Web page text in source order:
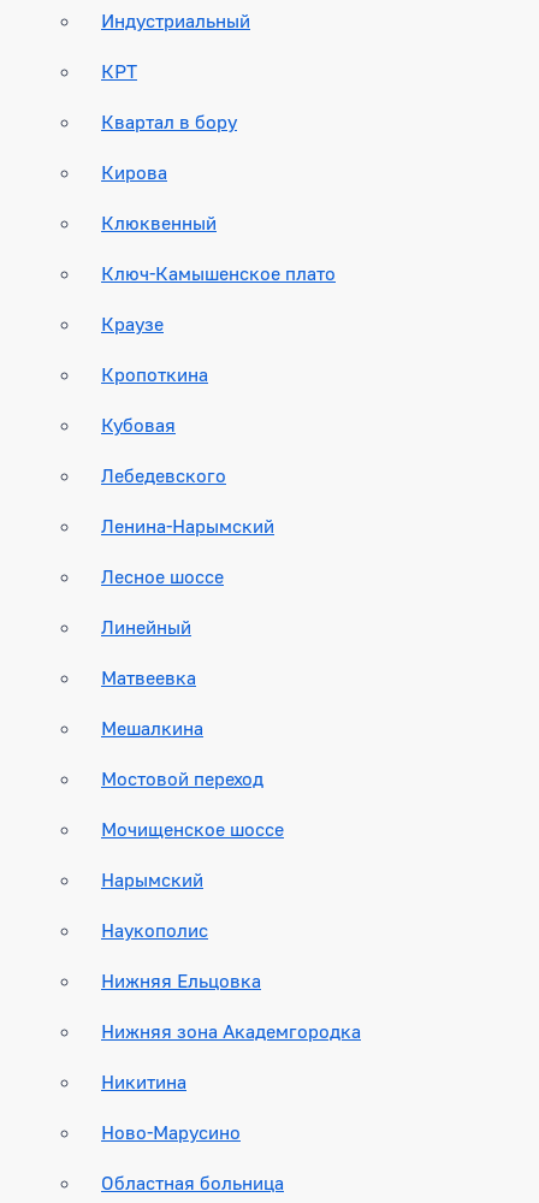
Индустриальный
КРТ
Квартал в бору
Кирова
Клюквенный
Ключ-Камышенское плато
Краузе
Кропоткина
Кубовая
Лебедевского
Ленина-Нарымский
Лесное шоссе
Линейный
Матвеевка
Мешалкина
Мостовой переход
Мочищенское шоссе
Нарымский
Наукополис
Нижняя Ельцовка
Нижняя зона Академгородка
Никитина
Ново-Марусино
Областная больница